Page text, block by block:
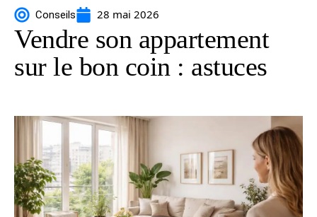
Conseils 28 mai 2026
Vendre son appartement
sur le bon coin : astuces